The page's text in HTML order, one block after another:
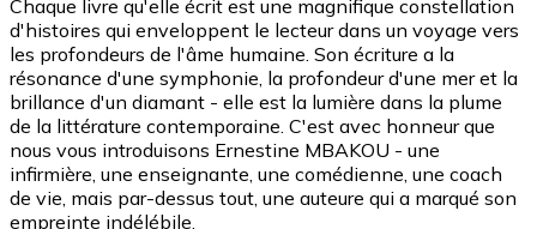
Chaque livre qu'elle écrit est une magnifique constellation
d'histoires qui enveloppent le lecteur dans un voyage vers
les profondeurs de l'âme humaine. Son écriture a la
résonance d'une symphonie, la profondeur d'une mer et la
brillance d'un diamant - elle est la lumière dans la plume
de la littérature contemporaine. C'est avec honneur que
nous vous introduisons Ernestine MBAKOU - une
infirmière, une enseignante, une comédienne, une coach
de vie, mais par-dessus tout, une auteure qui a marqué son
empreinte indélébile.